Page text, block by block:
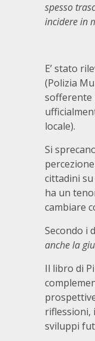
spesso
incidere in
E’ stato
(Polizia
sofferente
locale).
Si
cittadini su
ha un
cambiare
Secondo i
anche la
Il libro di
riflessioni,
sviluppi